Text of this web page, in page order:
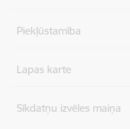
Piekļūstamība
Lapas karte
Sīkdatņu izvēles maiņa